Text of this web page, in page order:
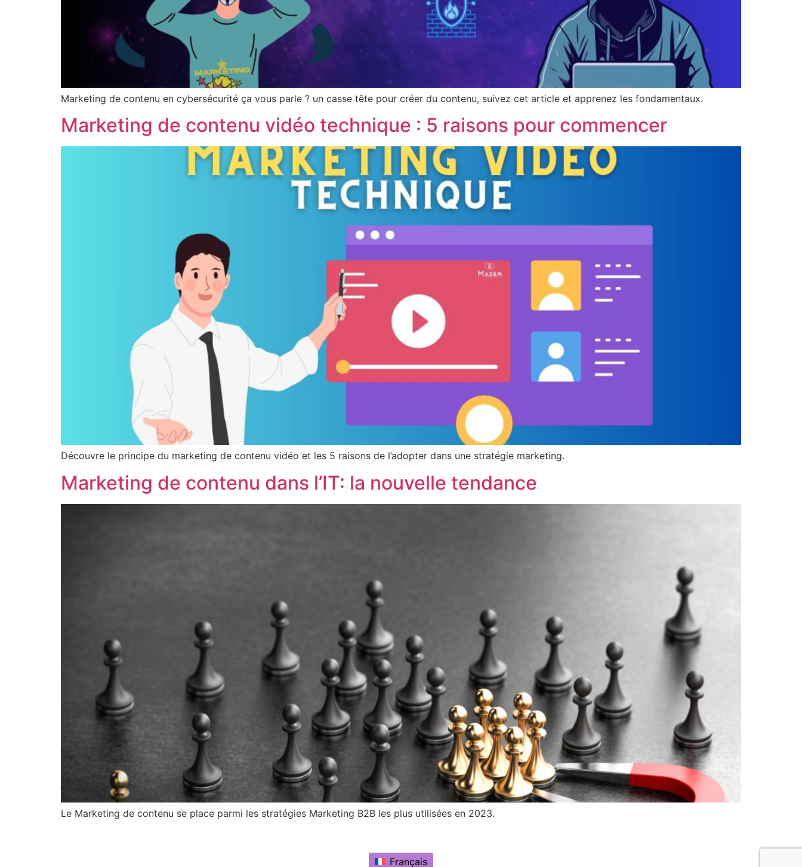
Marketing de contenu en cybersécurité ça vous parle ? un casse tête pour créer du contenu, suivez cet article et apprenez les fondamentaux.
Marketing de contenu vidéo technique : 5 raisons pour commencer
Découvre le principe du marketing de contenu vidéo et les 5 raisons de l’adopter dans une stratégie marketing.
Marketing de contenu dans l’IT: la nouvelle tendance
Le Marketing de contenu se place parmi les stratégies Marketing B2B les plus utilisées en 2023.
Français